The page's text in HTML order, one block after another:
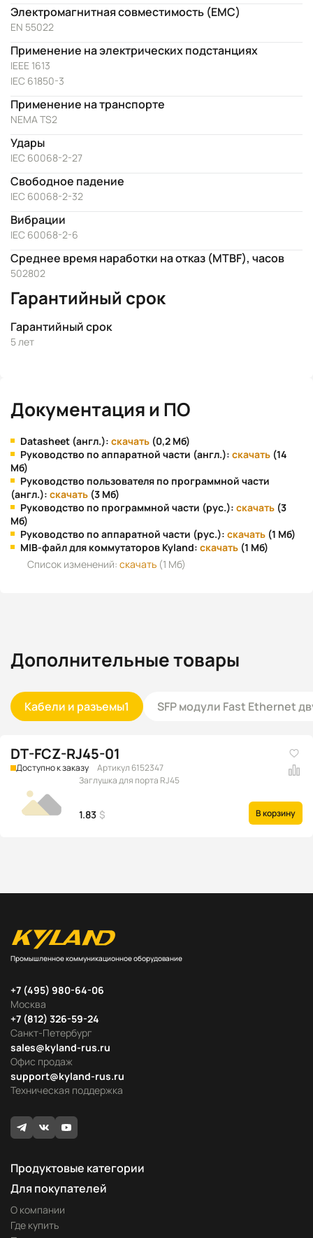
Электромагнитная совместимость (EMC)
EN 55022
Применение на электрических подстанциях
IEEE 1613
IEC 61850-3
Применение на транспорте
NEMA TS2
Удары
IEC 60068-2-27
Свободное падение
IEC 60068-2-32
Вибрации
IEC 60068-2-6
Среднее время наработки на отказ (MTBF), часов
502802
Гарантийный срок
Гарантийный срок
5 лет
Документация и ПО
Datasheet (англ.): скачать (0,2 Мб)
Руководство по аппаратной части (англ.): скачать (14
Мб)
Руководство пользователя по программной части
(англ.): скачать (3 Мб)
Руководство по программной части (рус.): скачать (3
Мб)
Руководство по аппаратной части (рус.): скачать (1 Мб)
MIB-файл для коммутаторов Kyland: скачать (1 Мб)
Список изменений: скачать (1 Мб)
Дополнительные товары
Кабели и разъемы1 SFP модули Fast Ethernet
DT-FCZ-RJ45-01
Доступно к заказу
Артикул 6152347
Заглушка для порта RJ45
1.83 $ В корзину
Промышленное коммуникационное оборудование
Москва
+7 (495) 980-64-06
Офис продаж
sales@kyland-rus.ru
Санкт-Петербург
+7 (812) 326-59-24
Техническая поддержка
support@kyland-rus.ru
Продуктовые категории
Для покупателей
О компании
Где купить